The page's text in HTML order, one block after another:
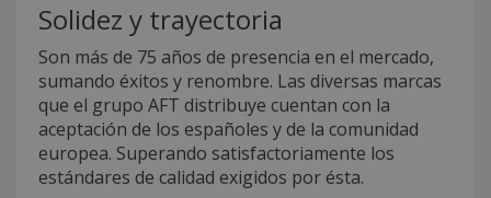
Solidez y trayectoria
Son más de 75 años de presencia en el mercado,
sumando éxitos y renombre. Las diversas marcas
que el grupo AFT distribuye cuentan con la
aceptación de los españoles y de la comunidad
europea. Superando satisfactoriamente los
estándares de calidad exigidos por ésta.